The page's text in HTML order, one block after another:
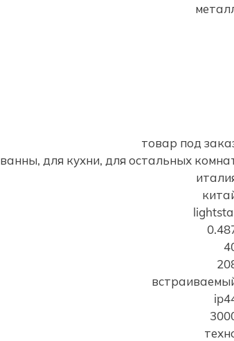
товар под
для кухни, для остальных